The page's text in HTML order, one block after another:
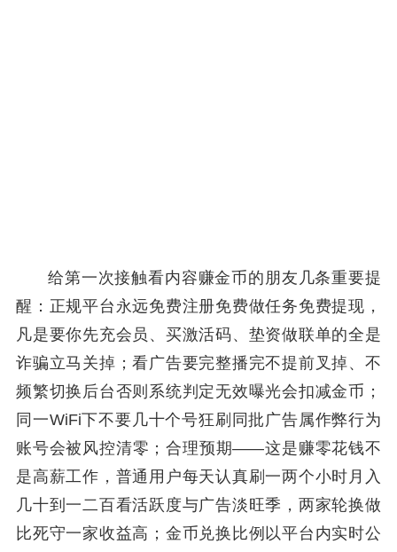
给第一次接触看内容赚金币的朋友几条重要提
醒：正规平台永远免费注册免费做任务免费提现，
凡是要你先充会员、买激活码、垫资做联单的全是
诈骗立马关掉；看广告要完整播完不提前叉掉、不
频繁切换后台否则系统判定无效曝光会扣减金币；
同一WiFi下不要几十个号狂刷同批广告属作弊行为
账号会被风控清零；合理预期——这是赚零花钱不
是高薪工作，普通用户每天认真刷一两个小时月入
几十到一二百看活跃度与广告淡旺季，两家轮换做
比死守一家收益高；金币兑换比例以平台内实时公